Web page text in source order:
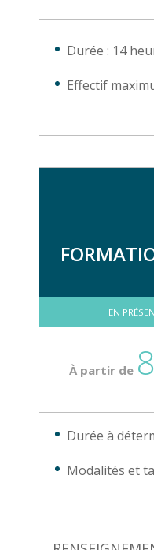
Durée : 14
Effectif
EN
À partir de
Durée à
Modalités et